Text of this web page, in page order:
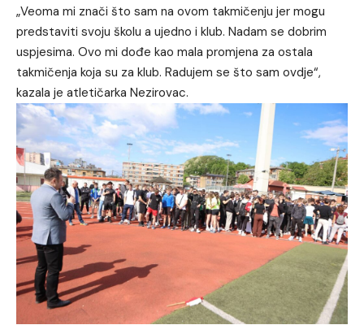
„Veoma mi znači što sam na ovom takmičenju jer mogu
predstaviti svoju školu a ujedno i klub. Nadam se dobrim
uspjesima. Ovo mi dođe kao mala promjena za ostala
takmičenja koja su za klub. Radujem se što sam ovdje“,
kazala je atletičarka Nezirovac.